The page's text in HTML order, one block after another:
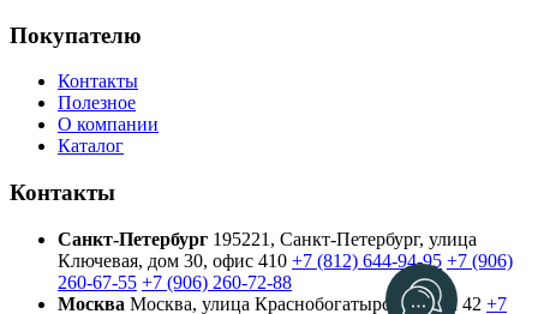
Покупателю
Контакты
Полезное
О компании
Каталог
Контакты
Санкт-Петербург 195221, Санкт-Петербург, улица
Ключевая, дом 30, офис 410 +7 (812) 644-94-95 +7 (906)
260-67-55 +7 (906) 260-72-88
Москва Москва, улица Краснобогатырская, дом 42 +7